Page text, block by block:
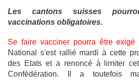
Les cantons suisses
vaccinations obligatoires.
Se faire vacciner pourra être exigé
National s'est rallié mardi à cette
des Etats et a renoncé à limiter
Confédération. Il a toutefois